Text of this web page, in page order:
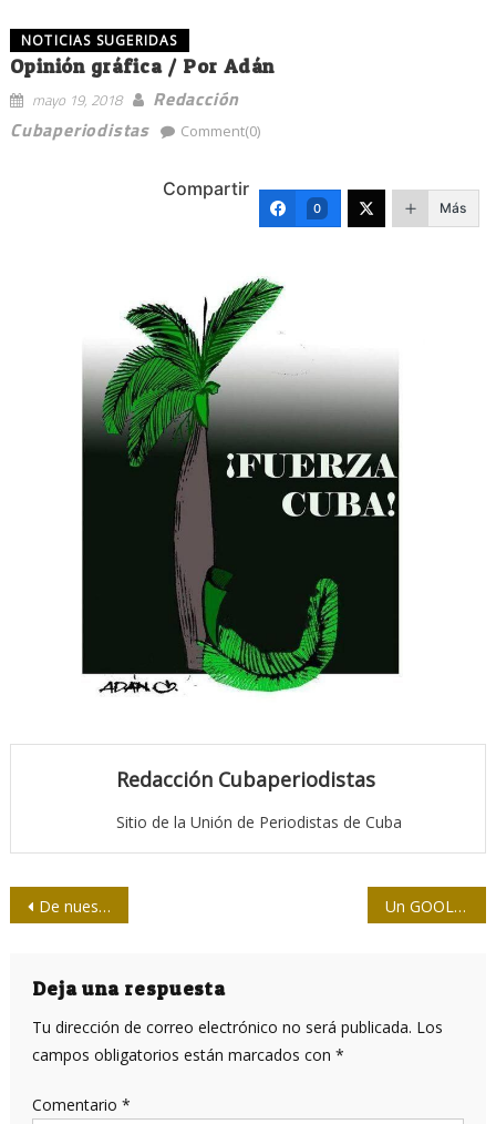
NOTICIAS SUGERIDAS
Opinión gráfica / Por Adán
mayo 19, 2018
Redacción
Cubaperiodistas
Comment(0)
Compartir
0 Más
Redacción Cubaperiodistas
Sitio de la Unión de Periodistas de Cuba
Navegación
entradas
De nuestra prensa / La solidaridad sobrevive al dolor Un GOOL de altruismo por parte de ETECSA
Deja una respuesta
Tu dirección de correo electrónico no será publicada. Los
campos obligatorios están marcados con *
Comentario *